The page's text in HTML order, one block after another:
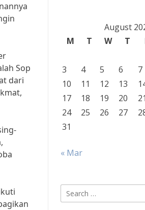
Sop
dari
August
M
T W T
3
4 5 6 7
10
11 12 13
17
18 19 20 21
24
25 26 27
31
« Mar
Search
for: